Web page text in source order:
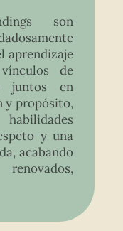
son
aprendizaje
de
juntos en
y propósito,
y una
acabando